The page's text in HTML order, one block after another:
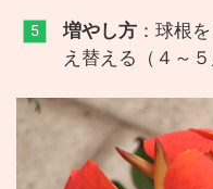
増やし方：球根
え替える（４～５